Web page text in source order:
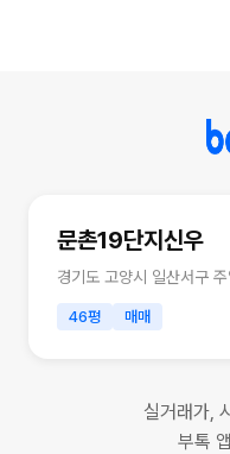
문촌19단지신우
경기도 고양시 일산서구
46평 매매
실거래가,
부톡